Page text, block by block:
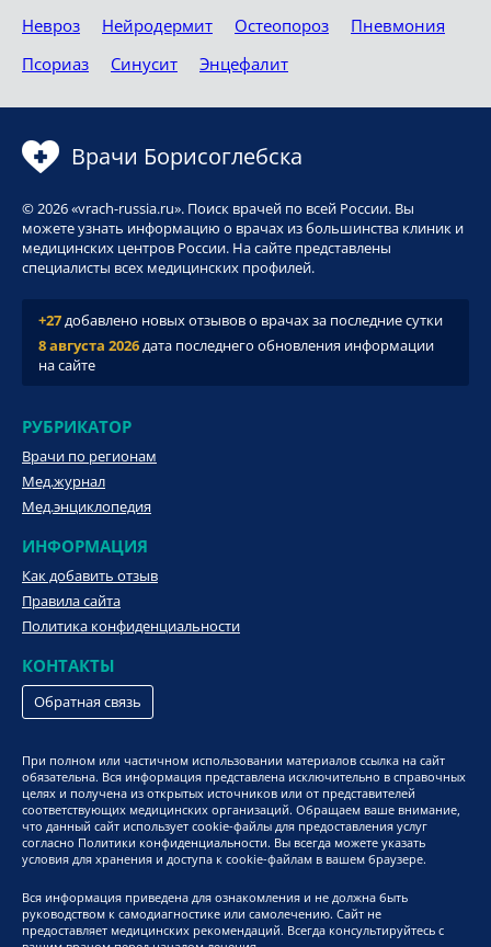
Невроз
Нейродермит Остеопороз
Пневмония
Псориаз
Синусит Энцефалит
Врачи Борисоглебска
© 2026 «vrach-russia.ru». Поиск врачей по всей России. Вы
можете узнать информацию о врачах из большинства клиник и
медицинских центров России. На сайте представлены
специалисты всех медицинских профилей.
+27добавлено новых отзывов о врачах за последние сутки
8 августа 2026дата последнего обновления информации
на сайте
РУБРИКАТОР
Врачи по регионам
Мед.журнал
Мед.энциклопедия
ИНФОРМАЦИЯ
Как добавить отзыв
Правила сайта
Политика конфиденциальности
КОНТАКТЫ
Обратная связь
При полном или частичном использовании материалов ссылка на сайт
обязательна. Вся информация представлена исключительно в справочных
целях и получена из открытых источников или от представителей
соответствующих медицинских организаций. Обращаем ваше внимание,
что данный сайт использует cookie-файлы для предоставления услуг
согласно Политики конфиденциальности. Вы всегда можете указать
условия для хранения и доступа к cookie-файлам в вашем браузере.
Вся информация приведена для ознакомления и не должна быть
руководством к самодиагностике или самолечению. Сайт не
предоставляет медицинских рекомендаций. Всегда консультируйтесь с